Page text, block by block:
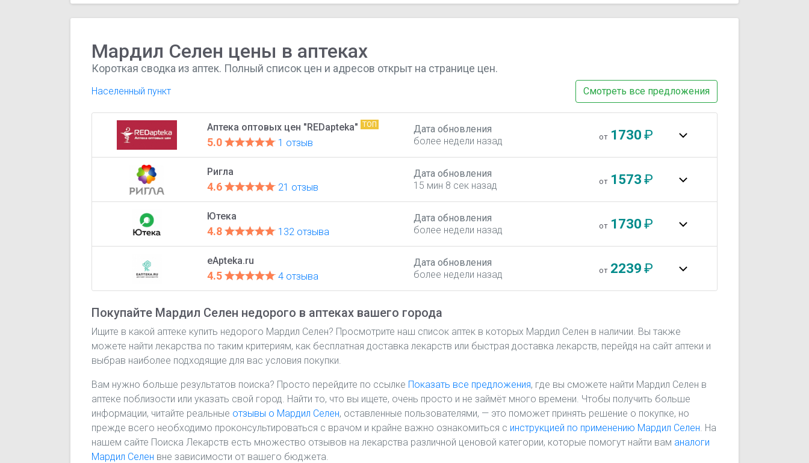
Мардил Селен цены в аптеках
Короткая сводка из аптек. Полный список цен и адресов открыт на странице цен.
Населенный пункт Смотреть все предложения
Аптека оптовых цен "REDapteka" ТОП
5.0 1 отзыв
Дата обновления
более недели назад
от 1730₽
Ригла
4.6 21 отзыв
Дата обновления
15 мин 8 сек назад
от 1573₽
Ютека
4.8 132 отзыва
Дата обновления
более недели назад
от 1730₽
eApteka.ru
4.5 4 отзыва
Дата обновления
более недели назад
от 2239₽
Покупайте Мардил Селен недорого в аптеках вашего города
Ищите в какой аптеке купить недорого Мардил Селен? Просмотрите наш список аптек в которых Мардил Селен в наличии. Вы также
можете найти лекарства по таким критериям, как бесплатная доставка лекарств или быстрая доставка лекарств, перейдя на сайт аптеки и
выбрав наиболее подходящие для вас условия покупки.
Вам нужно больше результатов поиска? Просто перейдите по ссылке Показать все предложения, где вы сможете найти Мардил Селен в
аптеке поблизости или указать свой город. Найти то, что вы ищете, очень просто и не займёт много времени. Чтобы получить больше
информации, читайте реальные отзывы о Мардил Селен, оставленные пользователями, — это поможет принять решение о покупке, но
прежде всего необходимо проконсультироваться с врачом и крайне важно ознакомиться с инструкцией по применению Мардил Селен . На
нашем сайте Поиска Лекарств есть множество отзывов на лекарства различной ценовой категории, которые помогут найти вам аналоги
Мардил Селен вне зависимости от вашего бюджета.